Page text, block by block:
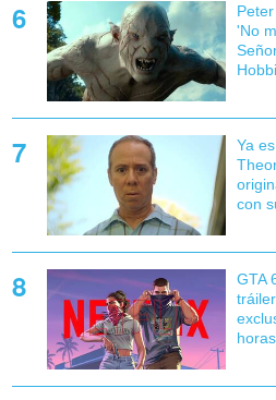
'No
Ya
con
GTA
horas